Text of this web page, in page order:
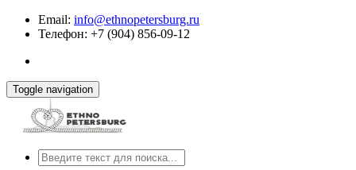
Email: info@ethnopetersburg.ru
Телефон: +7 (904) 856-09-12
Toggle navigation